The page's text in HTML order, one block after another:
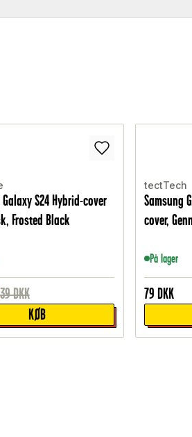
S24 Hybrid-cover
Frosted Black
DKK
KØB
tectTech
Samsung
cover,
På lager
79 DKK